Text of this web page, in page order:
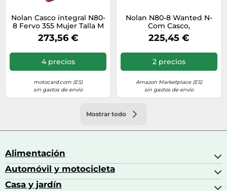
Nolan Casco integral N80-
8 Fervo 355 Mujer Talla M
Negro/Rojo Cromo Metal
273,56 €
4 precios
motocard.com (ES)
sin gastos de envío
Nolan N80-8 Wanted N-
Com Casco,
negro/gris/amarillo, Talla S
(56)
225,45 €
2 precios
Amazon Marketplace (ES)
sin gastos de envío
Mostrar todo
Alimentación
Bebidas
Bebidas espirituosas
Automóvil y motocicleta
Accesorios para coche
Casa y jardín